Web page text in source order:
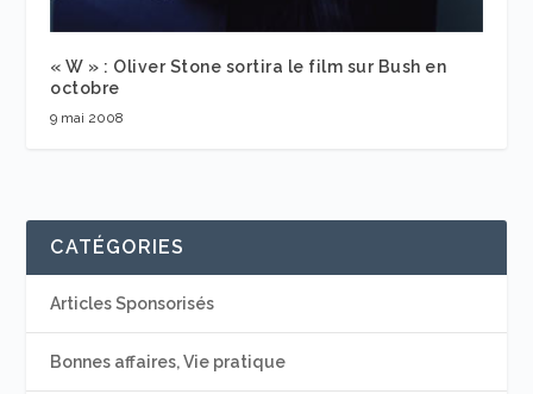
« W » : Oliver Stone sortira le film sur Bush en
octobre
9 mai 2008
CATÉGORIES
Articles Sponsorisés
Bonnes affaires, Vie pratique